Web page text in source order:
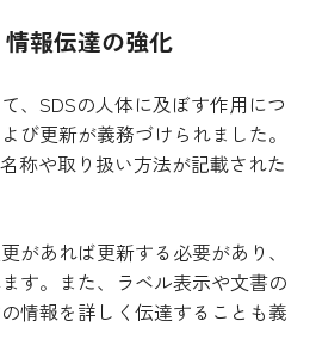
報伝達の強化
、SDSの人体に及ぼす作用につ
び更新が義務づけられました。
称や取り扱い方法が記載された
があれば更新する必要があり、
す。また、ラベル表示や文書の
情報を詳しく伝達することも義